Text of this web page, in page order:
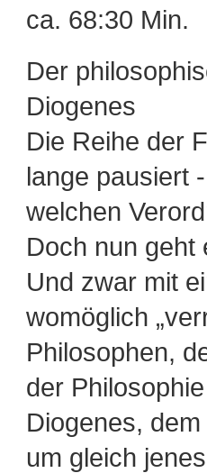
ca. 68:30 Min.
Der
Diogenes
Die Reihe der
lange pausiert
welchen
Doch nun geht
Und zwar mit
womöglich
Philosophen,
der
Diogenes,
um gleich